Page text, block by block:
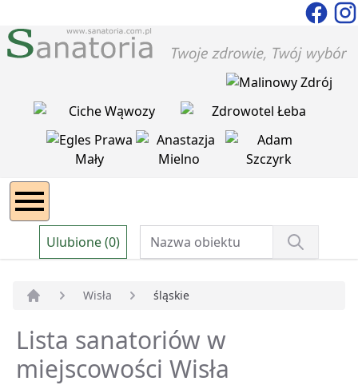
Ulubione (0)
Wisła śląskie
Lista sanatoriów w
miejscowości Wisła